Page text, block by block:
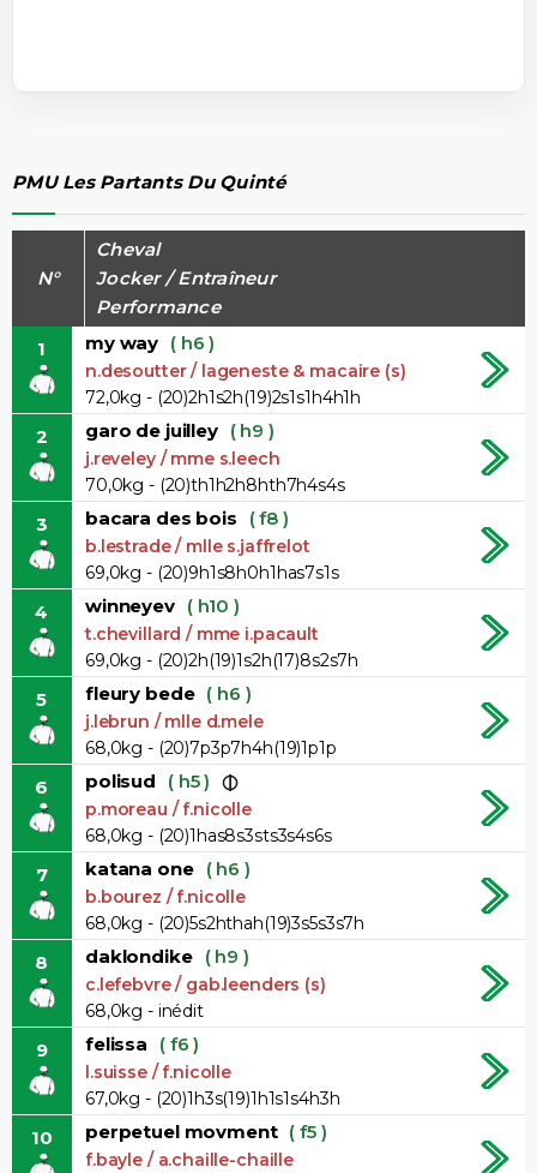
PMU Les Partants Du Quinté
N°
Cheval
Jocker / Entraîneur
Performance
1
my way ( h6 )
n.desoutter / lageneste & macaire (s)
72,0kg - (20)2h1s2h(19)2s1s1h4h1h
2 garo de juilley ( h9 )
j.reveley / mme s.leech
70,0kg - (20)th1h2h8hth7h4s4s
3 bacara des bois ( f8 )
b.lestrade / mlle s.jaffrelot
69,0kg - (20)9h1s8h0h1has7s1s
4 winneyev ( h10 )
t.chevillard / mme i.pacault
69,0kg - (20)2h(19)1s2h(17)8s2s7h
5 fleury bede ( h6 )
j.lebrun / mlle d.mele
68,0kg - (20)7p3p7h4h(19)1p1p
6 polisud ( h5 )
p.moreau / f.nicolle
68,0kg - (20)1has8s3sts3s4s6s
7 katana one ( h6 )
b.bourez / f.nicolle
68,0kg - (20)5s2hthah(19)3s5s3s7h
8 daklondike ( h9 )
c.lefebvre / gab.leenders (s)
68,0kg - inédit
9 felissa ( f6 )
l.suisse / f.nicolle
67,0kg - (20)1h3s(19)1h1s1s4h3h
10 perpetuel movment ( f5 )
f.bayle / a.chaille-chaille